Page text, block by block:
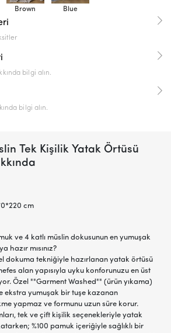
Brown Blue
bilgi alın.
bilgi alın.
Tek Kişilik Yatak Örtüsü
cm
ve 4 katlı müslin dokusunun en yumuşak
hazır mısınız?
dokuma tekniğiyle hazırlanan yatak örtüsü
alan yapısıyla uyku konforunuzu en üst
Özel ""Garment Washed"" (ürün yıkama)
ekstra yumuşak bir tuşe kazanan
yapmaz ve formunu uzun süre korur.
tek ve çift kişilik seçenekleriyle yatak
%100 pamuk içeriğiyle sağlıklı bir